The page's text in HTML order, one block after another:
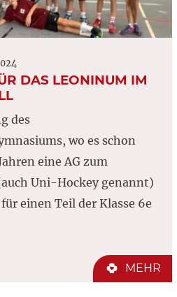
DAS LEONINUM IM
des
wo es schon
eine AG zum
Uni-Hockey genannt)
einen Teil der Klasse 6e
MEHR